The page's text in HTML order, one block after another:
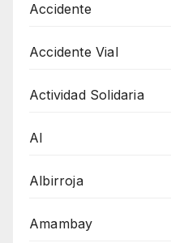
Accidente
Accidente Vial
Actividad Solidaria
AI
Albirroja
Amambay